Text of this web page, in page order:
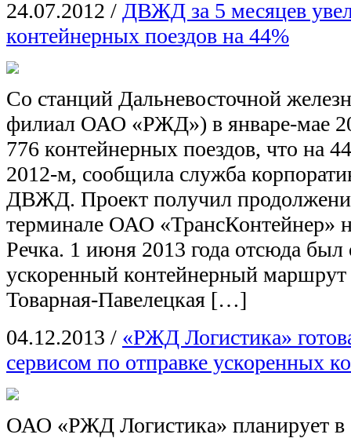
24.07.2012 / ДВЖД за 5 месяцев
контейнерных поездов на 44%
Со станций Дальневосточной
филиал ОАО «РЖД») в январе-мае
776 контейнерных поездов, что на
2012-м, сообщила служба
ДВЖД. Проект получил
терминале ОАО «ТрансКонтейнер»
Речка. 1 июня 2013 года отсюда был
ускоренный контейнерный
Товарная-Павелецкая […]
04.12.2013 / «РЖД Логистика»
сервисом по отправке ускоренных
ОАО «РЖД Логистика» планирует